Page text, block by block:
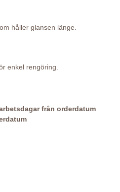
håller glansen länge.
enkel rengöring.
från orderdatum